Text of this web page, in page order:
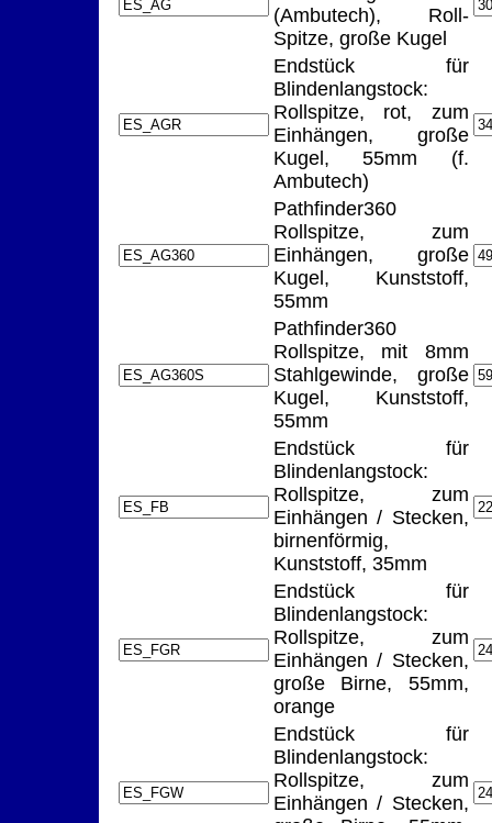
(Ambutech), Roll-
Spitze, große Kugel
Endstück für
Blindenlangstock:
Rollspitze, rot, zum
Einhängen, große
Kugel, 55mm (f.
Ambutech)
Pathfinder360
Rollspitze, zum
Einhängen, große
Kugel, Kunststoff,
55mm
Pathfinder360
Rollspitze, mit 8mm
Stahlgewinde, große
Kugel, Kunststoff,
55mm
Endstück für
Blindenlangstock:
Rollspitze, zum
Einhängen / Stecken,
birnenförmig,
Kunststoff, 35mm
Endstück für
Blindenlangstock:
Rollspitze, zum
Einhängen / Stecken,
große Birne, 55mm,
orange
Endstück für
Blindenlangstock:
Rollspitze, zum
Einhängen / Stecken,